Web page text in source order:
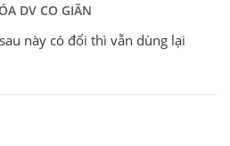
DV CO GIÃN
này có đổi thì vẫn dùng lại